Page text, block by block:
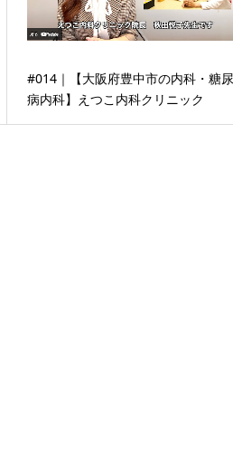
#014｜【大阪府豊中市の内科・糖
病内科】えつこ内科クリニック